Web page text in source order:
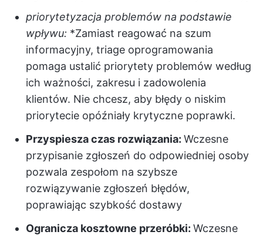
priorytetyzacja problemów na podstawie
wpływu: *Zamiast reagować na szum
informacyjny, triage oprogramowania
pomaga ustalić priorytety problemów według
ich ważności, zakresu i zadowolenia
klientów. Nie chcesz, aby błędy o niskim
priorytecie opóźniały krytyczne poprawki.
Przyspiesza czas rozwiązania: Wczesne
przypisanie zgłoszeń do odpowiedniej osoby
pozwala zespołom na szybsze
rozwiązywanie zgłoszeń błędów,
poprawiając szybkość dostawy
Ogranicza kosztowne przeróbki: Wczesne